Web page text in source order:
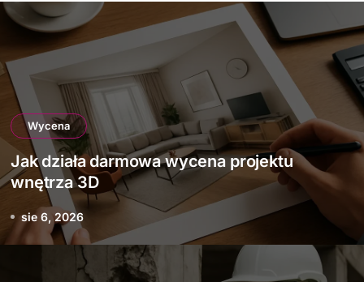
Wycena
Jak działa darmowa wycena projektu
wnętrza 3D
sie 6, 2026